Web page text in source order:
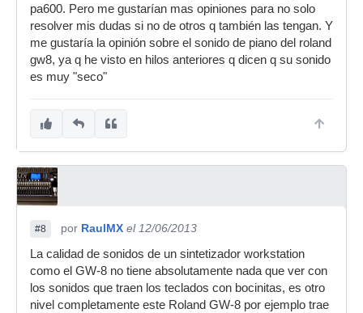
pa600. Pero me gustarían mas opiniones para no solo
resolver mis dudas si no de otros q también las tengan. Y
me gustaría la opinión sobre el sonido de piano del roland
gw8, ya q he visto en hilos anteriores q dicen q su sonido
es muy "seco"
#8 por RaulMX el 12/06/2013
La calidad de sonidos de un sintetizador workstation
como el GW-8 no tiene absolutamente nada que ver con
los sonidos que traen los teclados con bocinitas, es otro
nivel completamente este Roland GW-8 por ejemplo trae